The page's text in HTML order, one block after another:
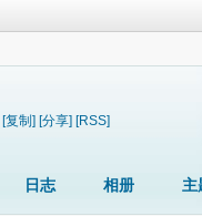
[复制] [分享] [RSS]
日志 相册 主